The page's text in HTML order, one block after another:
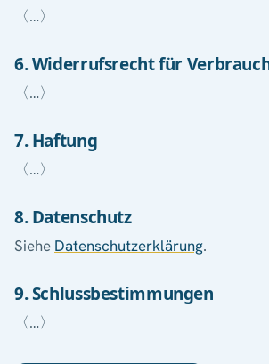
〈…〉
6. Widerrufsrecht für
〈…〉
7. Haftung
〈…〉
8. Datenschutz
Siehe Datenschutzerklärung.
9. Schlussbestimmungen
〈…〉